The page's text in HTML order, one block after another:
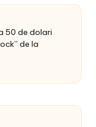
50 de dolari
de la